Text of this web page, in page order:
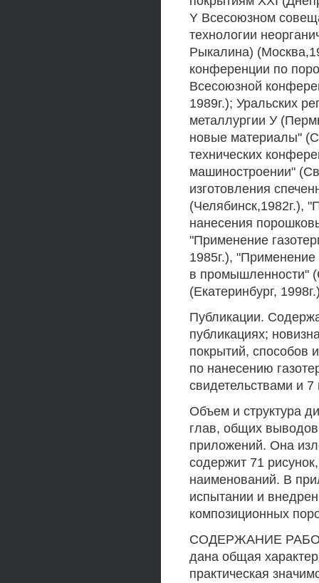
Y Всесоюзном
технологии
Рыкалина)
конференции по
Всесоюзной
1989г.); Уральских
металлургии У
новые материалы"
технических
машиностроении"
изготовления
(Челябинск,1982г.),
нанесения
"Применение
1985г.),
в промышленности"
(Екатеринбург,
Публикации.
публикациях;
покрытий, способов
по нанесению
свидетельствами и 7
Объем и структура
глав, общих
приложений. Она
содержит 71
наименований. В
испытании и
композиционных
СОДЕРЖАНИЕ
дана общая
практическая